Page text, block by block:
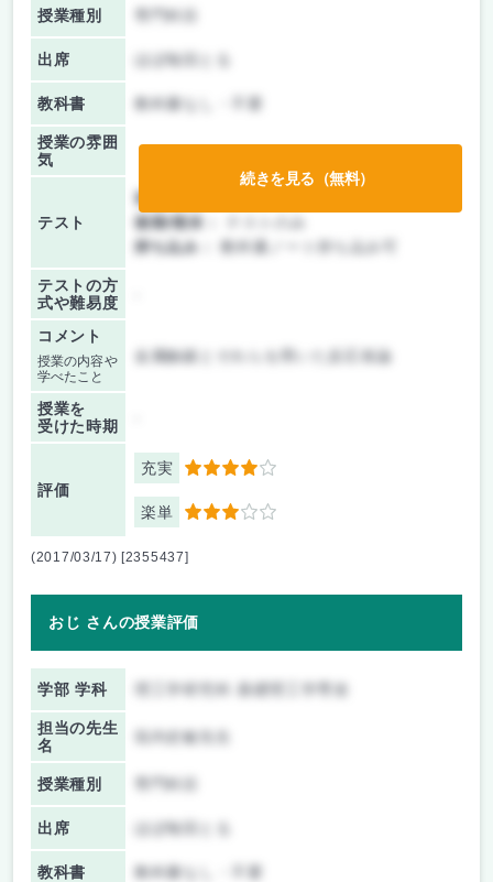
授業種別
出席 ほぼ毎回とる
教科書 教科書なし・不要
授業の雰囲
気
テスト
前期/中間：
後期/期末：
持ち込み：
教科書ノート持ち込み可
テストの方
式や難易度
コメント
授業の内容や
学べたこと
金属触媒とそれらを用いた反応各論
授業を
受けた時期
評価
充実 4
楽単 3
続きを見る（無料）
(2017/03/17) [2355437]
おじ さんの授業評価
学部 学科
担当の先生
名
垣内史敏先生
授業種別
出席 ほぼ毎回とる
教科書 教科書なし・不要